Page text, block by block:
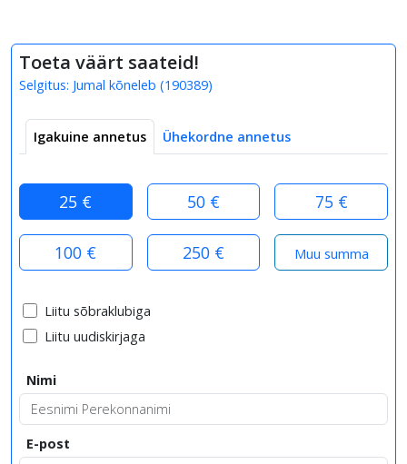
Toeta väärt saateid!
Selgitus: Jumal kõneleb (190389)
Igakuine annetus Ühekordne annetus
25 € 50 € 75 €
100 € 250 €
Liitu sõbraklubiga
Liitu uudiskirjaga
Nimi
E-post